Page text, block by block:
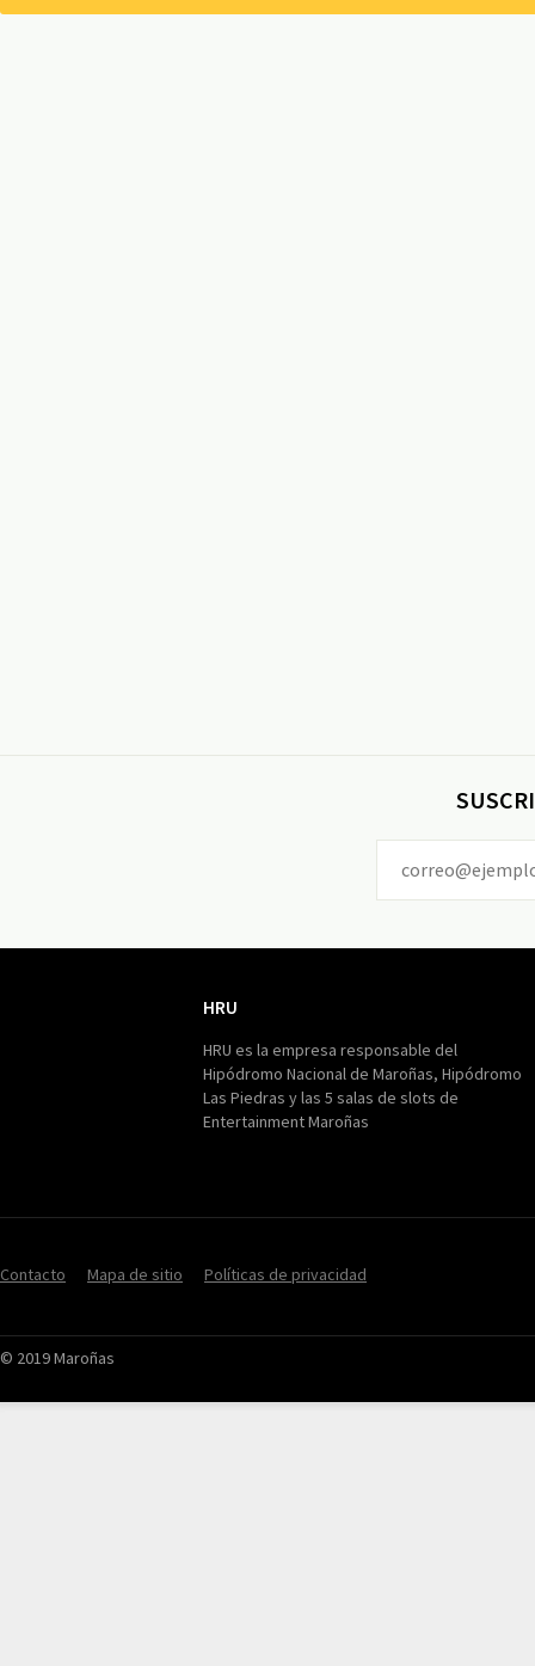
HRU
HRU es la empresa responsable del
Hipódromo Nacional de Maroñas, Hipódromo
Las Piedras y las 5 salas de slots de
Entertainment Maroñas
Contacto Mapa de sitio Políticas de privacidad
© 2019 Maroñas